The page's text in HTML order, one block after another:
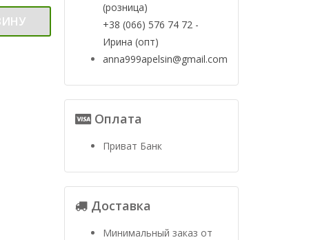
(розница)
+38 (066) 576 74 72 -
Ирина (опт)
anna999apelsin@gmail.com
Оплата
Приват Банк
Доставка
Минимальный заказ от